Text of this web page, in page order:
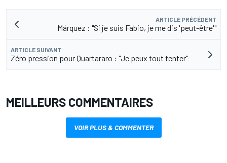
ARTICLE PRÉCÉDENT
Márquez : "Si je suis Fabio, je me dis 'peut-être'"
ARTICLE SUIVANT
Zéro pression pour Quartararo : "Je peux tout tenter"
MEILLEURS COMMENTAIRES
VOIR PLUS & COMMENTER